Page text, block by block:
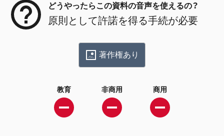
どうやったらこの資料の音声を使えるの？
原則として許諾を得る手続が必要
著作権あり
教育 非商用 商用